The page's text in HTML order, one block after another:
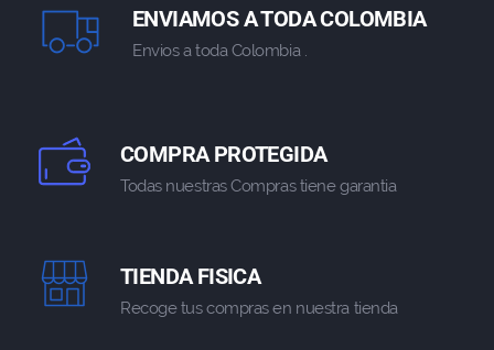
ENVIAMOS A TODA COLOMBIA
Envios a toda Colombia .
COMPRA PROTEGIDA
Todas nuestras Compras tiene garantia
TIENDA FISICA
Recoge tus compras en nuestra tienda